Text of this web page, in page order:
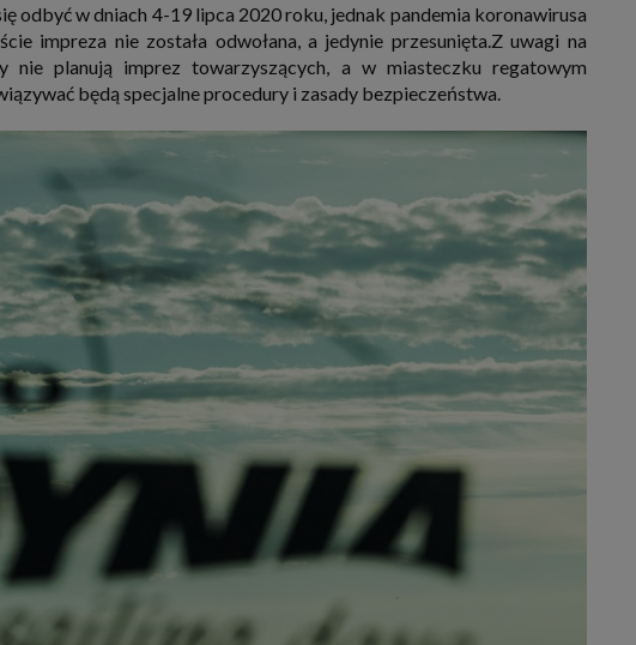
odbyć w dniach 4-19 lipca 2020 roku, jednak pandemia koronawirusa
impreza nie została odwołana, a jedynie przesunięta.Z uwagi na
nie planują imprez towarzyszących, a w miasteczku regatowym
będą specjalne procedury i zasady bezpieczeństwa.